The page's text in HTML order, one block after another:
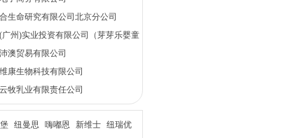
生命研究有限公司北京分公司
州)实业投资有限公司（芽芽乐婴童
澳贸易有限公司
康生物科技有限公司
牧乳业有限责任公司
纽曼思 嗨嘟恩 新维士 纽瑞优